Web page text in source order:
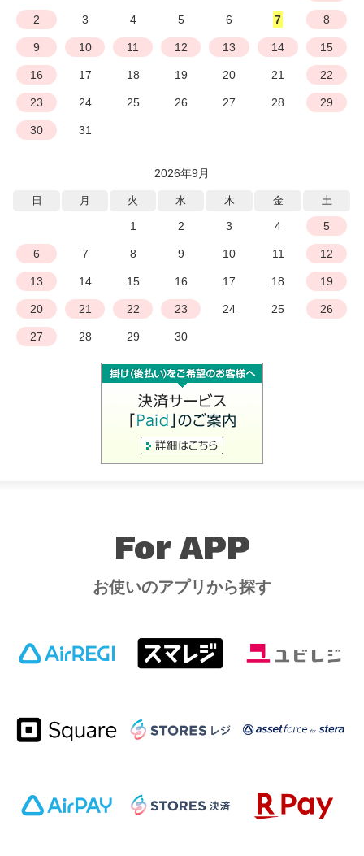
2 3 4 5 6 7 8
9 10 11 12 13 14 15
16 17 18 19 20 21 22
23 24 25 26 27 28 29
30 31
2026年9月
日 月 火 水 木 金 土
1 2 3 4 5
6 7 8 9 10 11 12
13 14 15 16 17 18 19
20 21 22 23 24 25 26
27 28 29 30
For APP
お使いのアプリから探す